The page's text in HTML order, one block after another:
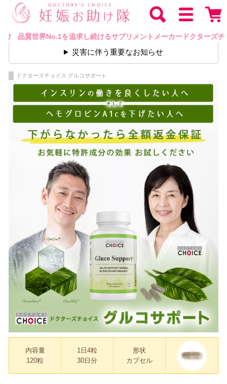
No.1を追求し続けるサプリメントメーカードクターズチョイス
災害に伴う重要なお知らせ
ドクターズチョイス グルコサポート
内容量
120粒
1日4粒
30日分
形状
カプセル